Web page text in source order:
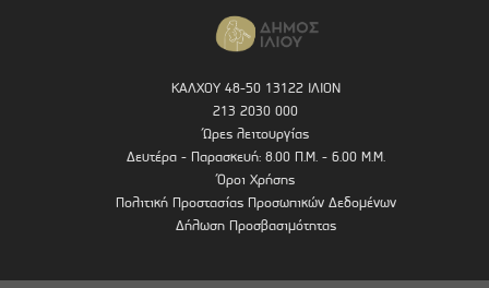
ΚΑΛΧΟΥ 48-50 13122 ΙΛΙΟΝ
213 2030 000
Ώρες λειτουργίας
Δευτέρα - Παρασκευή: 8.00 Π.Μ. - 6.00 Μ.Μ.
Όροι Χρήσης
Πολιτική Προστασίας Προσωπικών Δεδομένων
Δήλωση Προσβασιμότητας